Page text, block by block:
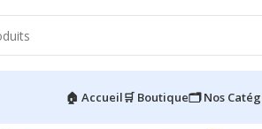
🏠 Accueil🛒 Boutique🗂️ Nos